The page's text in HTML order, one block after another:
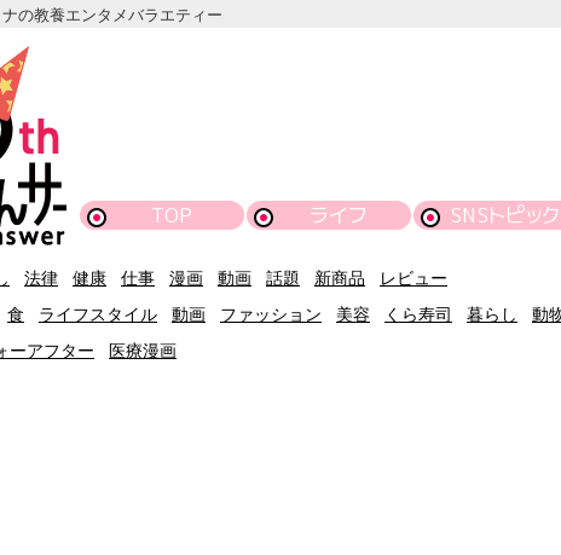
の教養エンタメバラエティー
TOP ライフ SNSトピック
法律 健康 仕事 漫画 動画 話題 新商品
レビュー
食 ライフスタイル 動画 ファッション 美容 くら寿司 暮らし 動
ーアフター
医療漫画